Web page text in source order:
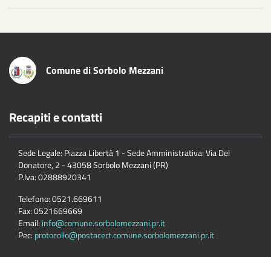
Comune di Sorbolo Mezzani
Recapiti e contatti
Sede Legale: Piazza Libertà 1 - Sede Amministrativa: Via Del
Donatore, 2 - 43058 Sorbolo Mezzani (PR)
P.Iva:02888920341
Telefono:0521.669611
Fax:0521669669
Email: info@comune.sorbolomezzani.pr.it
Pec: protocollo@postacert.comune.sorbolomezzani.pr.it